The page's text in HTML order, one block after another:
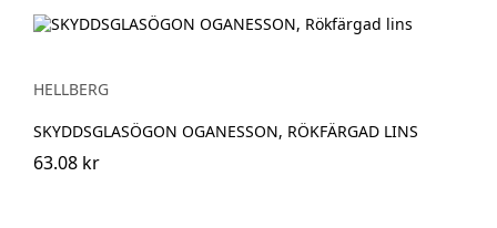
HELLBERG
SKYDDSGLASÖGON OGANESSON, RÖKFÄRGAD LINS
63.08 kr